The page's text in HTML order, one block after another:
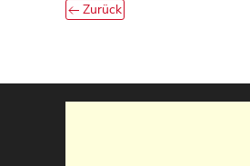
Zurück